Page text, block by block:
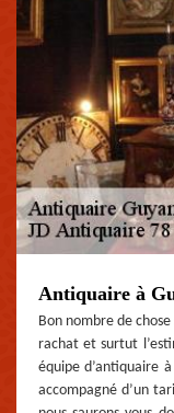
Antiquaire à
Bon nombre de
rachat et surtut
équipe d’antiquaire
accompagné d’un